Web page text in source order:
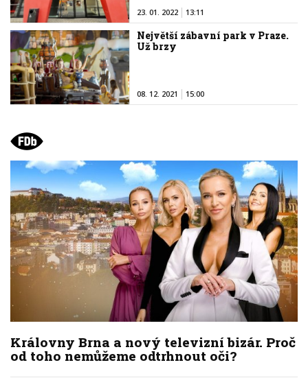
23. 01. 2022 13:11
Největší zábavní park v Praze.
Už brzy
08. 12. 2021 15:00
Královny Brna a nový televizní bizár. Proč
od toho nemůžeme odtrhnout oči?